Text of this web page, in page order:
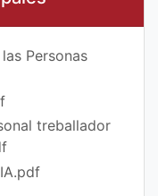
Personas
treballador